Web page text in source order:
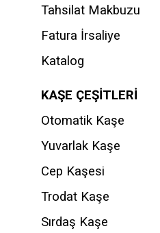
Tahsilat Makbuzu
Fatura İrsaliye
Katalog
KAŞE ÇEŞİTLERİ
Otomatik Kaşe
Yuvarlak Kaşe
Cep Kaşesi
Trodat Kaşe
Sırdaş Kaşe